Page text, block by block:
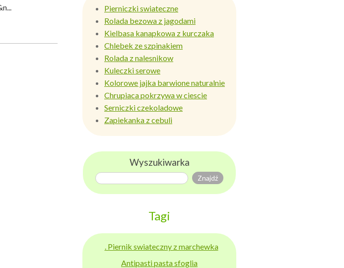
Pierniczki swiateczne
Rolada bezowa z jagodami
Kielbasa kanapkowa z kurczaka
Chlebek ze szpinakiem
Rolada z nalesnikow
Kuleczki serowe
Kolorowe jajka barwione naturalnie
Chrupiaca pokrzywa w ciescie
Serniczki czekoladowe
Zapiekanka z cebuli
Wyszukiwarka
Tagi
. Piernik swiateczny z marchewka
Antipasti pasta sfoglia